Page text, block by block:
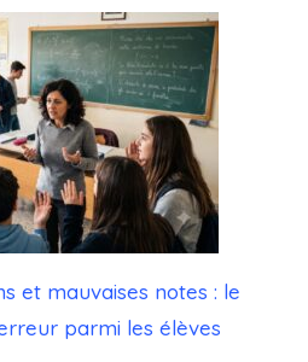
et mauvaises notes : le
parmi les élèves